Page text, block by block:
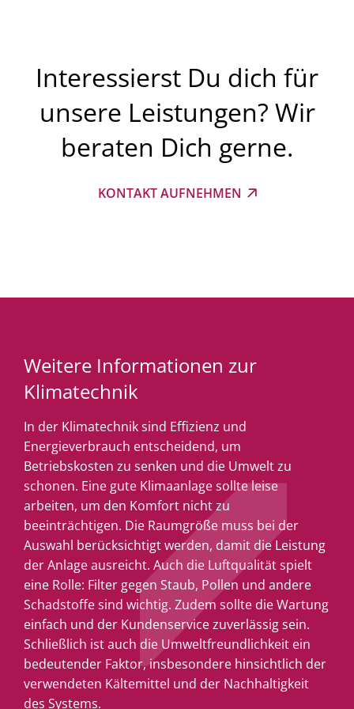
Interessierst Du dich für
unsere Leistungen? Wir
beraten Dich gerne.
KONTAKT AUFNEHMEN
Weitere Informationen zur
Klimatechnik
In der Klimatechnik sind Effizienz und
Energieverbrauch entscheidend, um
Betriebskosten zu senken und die Umwelt zu
schonen. Eine gute Klimaanlage sollte leise
arbeiten, um den Komfort nicht zu
beeinträchtigen. Die Raumgröße muss bei der
Auswahl berücksichtigt werden, damit die Leistung
der Anlage ausreicht. Auch die Luftqualität spielt
eine Rolle: Filter gegen Staub, Pollen und andere
Schadstoffe sind wichtig. Zudem sollte die Wartung
einfach und der Kundenservice zuverlässig sein.
Schließlich ist auch die Umweltfreundlichkeit ein
bedeutender Faktor, insbesondere hinsichtlich der
verwendeten Kältemittel und der Nachhaltigkeit
des Systems.